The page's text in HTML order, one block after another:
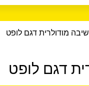
מודולרית דגם לופט
דגם לופט